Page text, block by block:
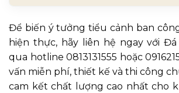
Để biến ý tưởng tiểu cảnh ban
hiện thực, hãy liên hệ ngay với
qua hotline 0813131555 hoặc
vấn miễn phí, thiết kế và thi công
cam kết chất lượng cao nhất cho